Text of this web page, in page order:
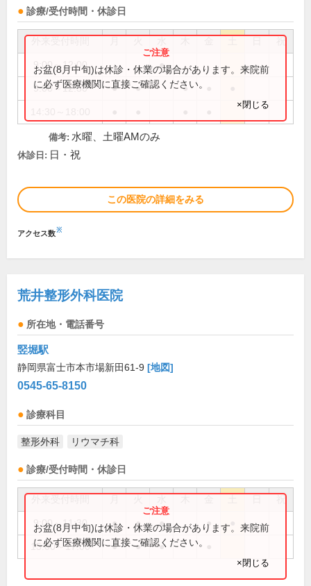
診療/受付時間・休診日
祝
9:00～12:00 ●
9:00～12:30 ● ● ●
お盆(8月中旬)は休診・休業の場合があります。来院前
に必ず医療機関に直接ご確認ください。
×閉じる
備考: 水曜、土曜AMのみ
休診日: 日・祝
この医院の詳細をみる
アクセス数※
荒井整形外科医院
所在地・電話番号
竪堀駅
静岡県富士市本市場新田61-9 [地図]
0545-65-8150
診療科目
整形外科 リウマチ科
診療/受付時間・休診日
祝
9:00～11:30 ● ● ● ●
15:00～17:00 ● ● ●
お盆(8月中旬)は休診・休業の場合があります。来院前
に必ず医療機関に直接ご確認ください。
×閉じる